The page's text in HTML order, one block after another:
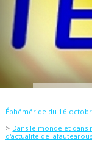
Éphéméride du 16
Dans le monde et dans
d'actualité de